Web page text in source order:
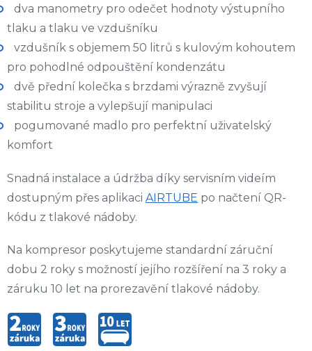
dva manometry pro odečet hodnoty výstupního
tlaku a tlaku ve vzdušníku
vzdušník s objemem 50 litrů s kulovým kohoutem
pro pohodlné odpouštění kondenzátu
dvě přední kolečka s brzdami výrazně zvyšují
stabilitu stroje a vylepšují manipulaci
pogumované madlo pro perfektní uživatelský
komfort
Snadná instalace a údržba díky servisním videím
dostupným přes aplikaci AIRTUBE po načtení QR-
kódu z tlakové nádoby.
Na kompresor poskytujeme standardní záruční
dobu 2 roky s možností jejího rozšíření na 3 roky a
záruku 10 let na prorezavění tlakové nádoby.